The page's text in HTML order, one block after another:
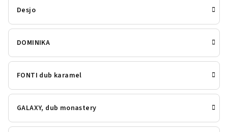
Desjo
DOMINIKA
FONTI dub karamel
GALAXY, dub monastery